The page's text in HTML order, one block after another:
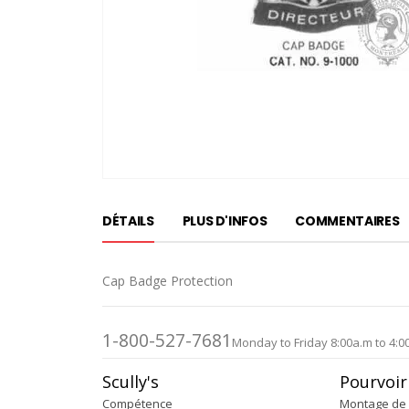
début
de
Galerie
DÉTAILS
Cap Badge Protection
PLUS D'INFOS COMMENTAIRES
1-800-527-7681 Monday to Friday 8:00a.m to
Scully's
Compétence Montage